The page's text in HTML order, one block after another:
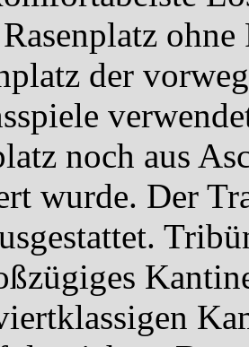
der
noch aus
wurde. Der